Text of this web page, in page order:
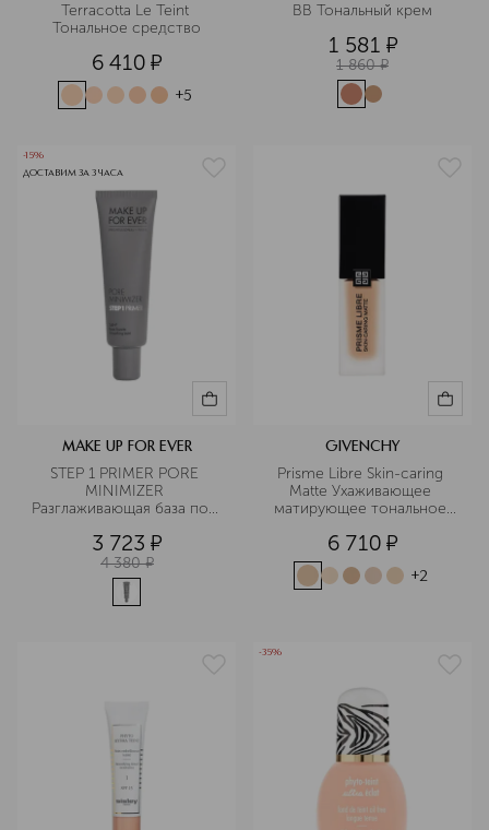
Terracotta Le Teint
Тональное средство
6 410 ¤
+5
ВВ Тональный крем
1 581 ¤
1 860 ¤
-15%
ДОСТАВИМ ЗА 3 ЧАСА
MAKE UP FOR EVER
STEP 1 PRIMER PORE
MINIMIZER
Разглаживающая база под
3 723 ¤
4 380 ¤
GIVENCHY
Prisme Libre Skin-caring
Matte Ухаживающее
матирующее тональное
6 710 ¤
+2
-35%